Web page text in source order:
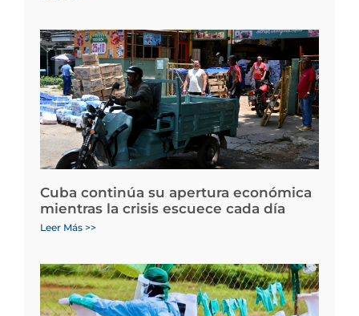
Cuba continúa su apertura económica
mientras la crisis escuece cada día
Leer Más >>